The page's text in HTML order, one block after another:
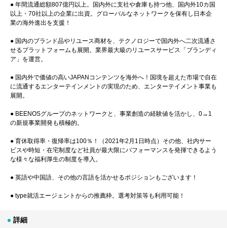
● 年間流通総額807億円以上。国内外に支社や倉庫も持つ他、国内外10カ国
以上・70社以上の企業に出資。グローバルなネットワークを保有し日本企
業の海外進出を支援！
● 国内のブランド品やリユース商材を、テクノロジーで国内外へ二次流通さ
せるプラットフォームも展開。業界最大級のリユースサービス「ブランディ
ア」を運営。
● 国内外で価値の高いJAPANコンテンツを海外へ！国境を超えた市場で自在
に流通するエンターテインメントの実現のため、エンターテイメント事業も
展開。
● BEENOSグループのネットワークと、事業創造の経験値を活かし、0→1
の新規事業開発も積極的。
● 育休取得率・復帰率は100％！（2021年2月1日時点）その他、社内サー
ビスや時短・在宅制度など社員が最大限にパフォーマンスを発揮できるよう
な様々な福利厚生の制度を導入。
● 英語や中国語、その他の言語を活かせるポジションもございます！
● type就活エージェントからの推薦枠。選考対策等も利用可能！
詳細